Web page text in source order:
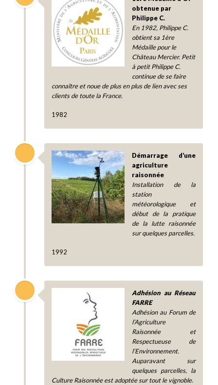
obtenue par
Philippe C.
En 1982, Philippe C.
obtient sa 1ère
Médaille pour le
Château Mercier. Petit
à petit Philippe C.
continue de se faire
connaître et noue de plus en plus de lien avec ses
clients de toute la France.
1982
Démarrage d’une
agriculture
raisonnée
Installation de la
station
météorologique et
début de la pratique
de la lutte raisonnée
sur quelques parcelles.
1992
Adhésion au Réseau
FARRE
Adhésion au Forum de
l’Agriculture
Raisonnée et
Respectueuse de
l’Environnement.
Auparavant sur
quelques parcelles, la
Culture Raisonnée est adoptée sur tout le vignoble.